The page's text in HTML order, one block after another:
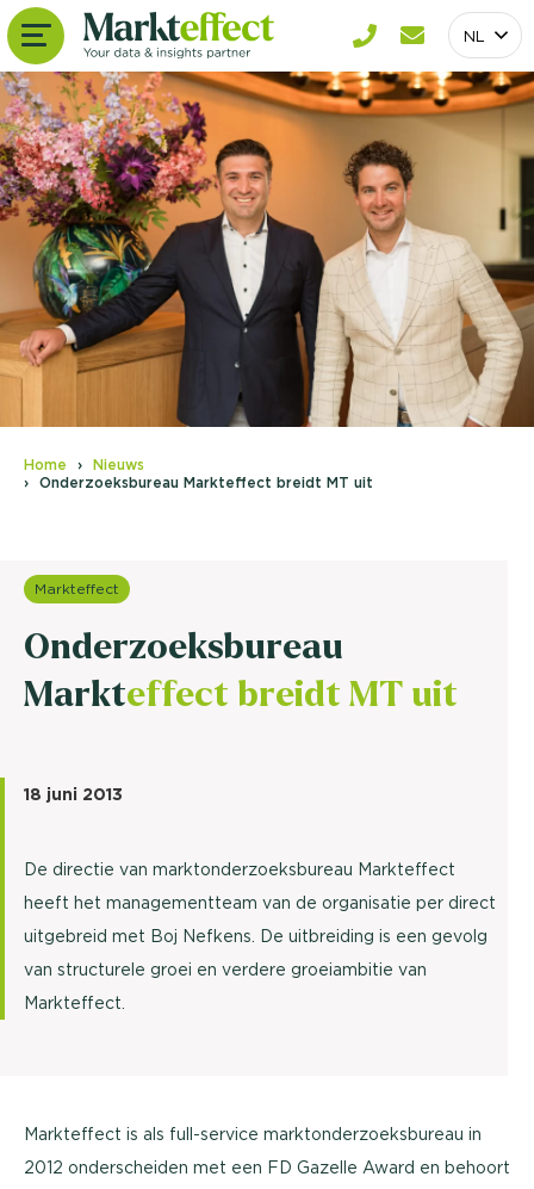
NL
Home
Nieuws
Onderzoeksbureau Markteffect breidt MT uit
Markteffect
Onderzoeksbureau
Markteffect breidt MT uit
18 juni 2013
De directie van marktonderzoeksbureau Markteffect
heeft het managementteam van de organisatie per direct
uitgebreid met Boj Nefkens. De uitbreiding is een gevolg
van structurele groei en verdere groeiambitie van
Markteffect.
Markteffect is als full-service marktonderzoeksbureau in
2012 onderscheiden met een FD Gazelle Award en behoort